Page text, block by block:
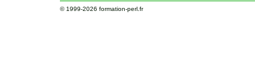
© 1999-2026 formation-perl.fr